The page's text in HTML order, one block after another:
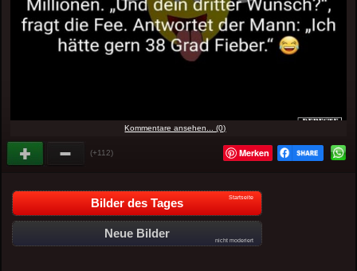
Kommentare ansehen... (0)
(+112) Merken
Bilder des Tages Startseite
Neue Bilder
nicht moderiert